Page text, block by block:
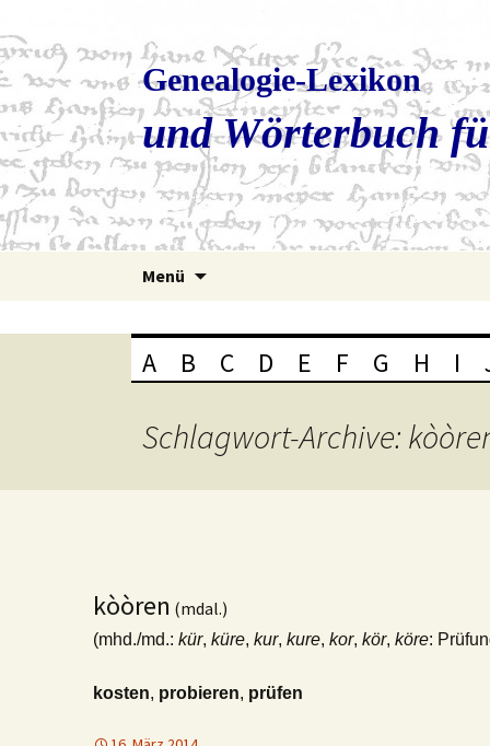
Genealogie-Lexikon
und Wörterbuch
Menü
A B C D E F G H I
Schlagwort-Archive:
kòòren (mdal.)
(mhd./md.: kür, küre, kur, kure, kor, kör, köre:
kosten, probieren, prüfen